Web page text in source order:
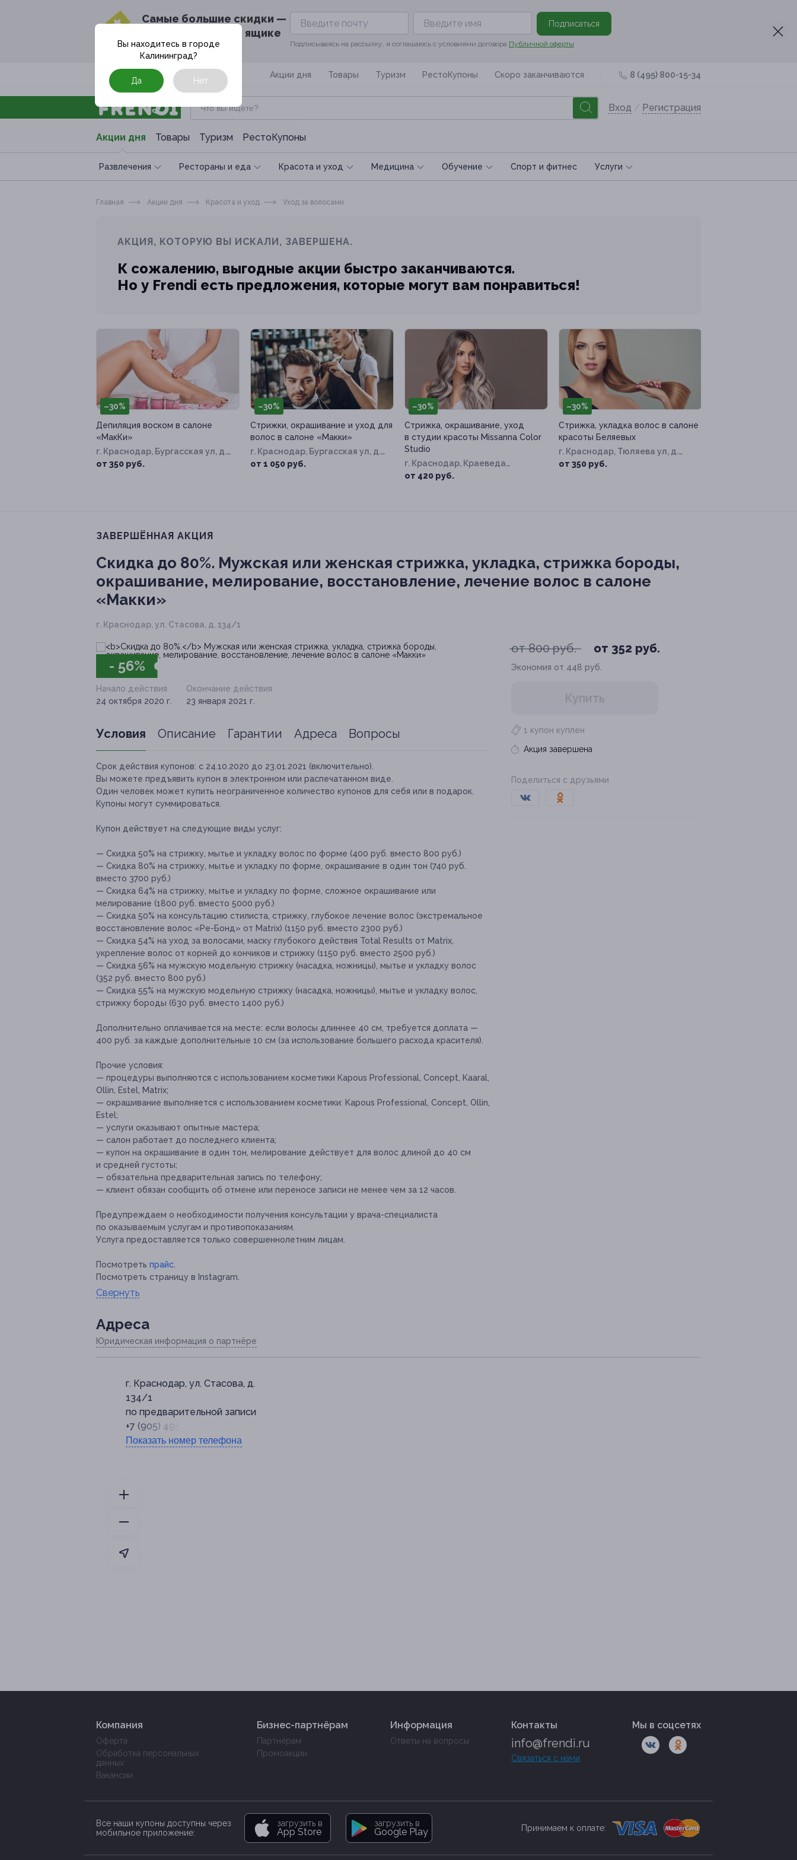
Cамые большие скидки —
в твоём почтовом ящике
Подписаться
Подписываясь на рассылку, я соглашаюсь с условиями договора Публичной оферты
Москва Акции дня Товары Туризм РестоКупоны Скоро заканчиваются 8 (495) 800-15-34
Вход / Регистрация
Акции дня Товары Туризм РестоКупоны
Развлечения Рестораны и еда Красота и уход Медицина Обучение Спoрт и фитнес Услуги
Вы находитесь в городе
Калининград?
Да Нет
Главная Акции дня Красота и уход Уход за волосами
АКЦИЯ, КОТОРУЮ ВЫ ИСКАЛИ, ЗАВЕРШЕНА.
К сожалению, выгодные акции быстро заканчиваются.
Но у Frendi есть предложения, которые могут вам понравиться!
–30%
Депиляция воском в салоне
«МакКи»
г. Краснодар, Бургасская ул, д.
56/1
от 350 руб.
–30%
Стрижки, окрашивание и уход для
волос в салоне «Макки»
г. Краснодар, Бургасская ул, д.
56/1
от 1 050 руб.
–30%
Стрижка, окрашивание, уход
в студии красоты Missanna Color
Studio
г. Краснодар, Краеведа
Соловьёва ул, д. 6, к. 1
от 420 руб.
–30%
Стрижка, укладка волос в салоне
красоты Беляевых
г. Краснодар, Тюляева ул, д.
37/1
от 350 руб.
ЗАВЕРШЁННАЯ АКЦИЯ
Скидка до 80%. Мужская или женская стрижка, укладка, стрижка бороды,
окрашивание, мелирование, восстановление, лечение волос в салоне
«Макки»
г. Краснодар, ул. Стасова, д. 134/1
- 56%
от 800 руб. от 352 руб.
Экономия от 448 руб.
Купить
1 купон куплен
Акция завершена
Поделиться с друзьями
Начало действия
24 октября 2020 г.
Окончание действия
23 января 2021 г.
Условия Описание Гарантии Адреса Вопросы
Срок действия купонов: с 24.10.2020 до 23.01.2021 (включительно).
Вы можете предъявить купон в электронном или распечатанном виде.
Один человек может купить неограниченное количество купонов для себя или в подарок.
Купоны могут суммироваться.
Купон действует на следующие виды услуг:
— Скидка 50% на стрижку, мытье и укладку волос по форме (400 руб. вместо 800 руб.)
— Скидка 80% на стрижку, мытье и укладку по форме, окрашивание в один тон (740 руб.
вместо 3700 руб.)
— Скидка 64% на стрижку, мытье и укладку по форме, сложное окрашивание или
мелирование (1800 руб. вместо 5000 руб.)
— Скидка 50% на консультацию стилиста, стрижку, глубокое лечение волос (экстремальное
восстановление волос «Ре-Бонд» от Matrix) (1150 руб. вместо 2300 руб.)
— Скидка 54% на уход за волосами, маску глубокого действия Total Results от Matrix,
укрепление волос от корней до кончиков и стрижку (1150 руб. вместо 2500 руб.)
— Скидка 56% на мужскую модельную стрижку (насадка, ножницы), мытье и укладку волос
(352 руб. вместо 800 руб.)
— Скидка 55% на мужскую модельную стрижку (насадка, ножницы), мытье и укладку волос,
стрижку бороды (630 руб. вместо 1400 руб.)
Дополнительно оплачивается на месте: если волосы длиннее 40 см, требуется доплата —
400 руб. за каждые дополнительные 10 см (за использование большего расхода красителя).
Прочие условия:
— процедуры выполняются с использованием косметики Kapous Professional, Concept, Kaaral,
Ollin, Estel, Matrix;
— окрашивание выполняется с использованием косметики: Kapous Professional, Concept, Ollin,
Estel;
— услуги оказывают опытные мастера;
— салон работает до последнего клиента;
— купон на окрашивание в один тон, мелирование действует для волос длиной до 40 см
и средней густоты;
— обязательна предварительная запись по телефону;
— клиент обязан сообщить об отмене или переносе записи не менее чем за 12 часов.
Предупреждаем о необходимости получения консультации у врача-специалиста
по оказываемым услугам и противопоказаниям.
Услуга предоставляется только совершеннолетним лицам.
Посмотреть прайс
Посмотреть страницу в Instagram.
Свернуть
Адресa
Юридическая информация о партнёре
г. Краснодар, ул. Стасова, д.
134/1
по предварительной записи
+7 (905) 495-90-90
Показать номер телефона
Компания
Оферта
Обработка персональных
данных
Вакансии
Бизнес-партнёрам
Партнёрам
Промоакции
Информация
Ответы на вопросы
Контакты
info@frendi.ru
Связаться с нами
Мы в соцсетях
Все наши купоны доступны через
мобильное приложение:
загрузить в
App Store
загрузить в
Google Play Принимаем к оплате: